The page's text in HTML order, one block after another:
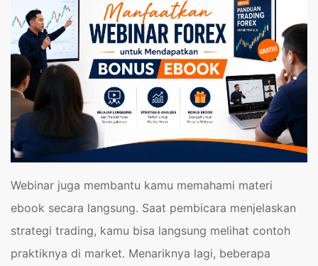
Webinar juga membantu kamu memahami materi
ebook secara langsung. Saat pembicara menjelaskan
strategi trading, kamu bisa langsung melihat contoh
praktiknya di market. Menariknya lagi, beberapa